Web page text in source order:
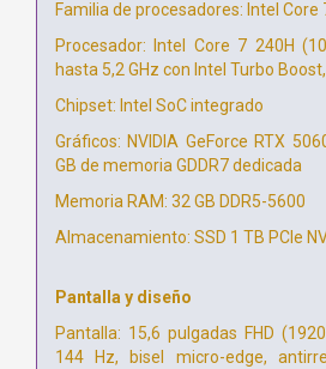
Familia de procesadores: Intel Core
Procesador: Intel Core 7 240H
hasta 5,2 GHz con Intel Turbo
Chipset: Intel SoC integrado
Gráficos: NVIDIA GeForce RTX
GB de memoria GDDR7 dedicada
Memoria RAM: 32 GB DDR5-5600
Almacenamiento: SSD 1 TB PCIe
Pantalla y diseño
Pantalla: 15,6 pulgadas FHD
144 Hz, bisel micro-edge,